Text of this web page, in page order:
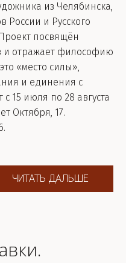
из Челябинска,
России и Русского
посвящён
и отражает философию
«место силы»,
и единения с
15 июля по 28 августа
Октября, 17.
ЧИТАТЬ ДАЛЬШЕ